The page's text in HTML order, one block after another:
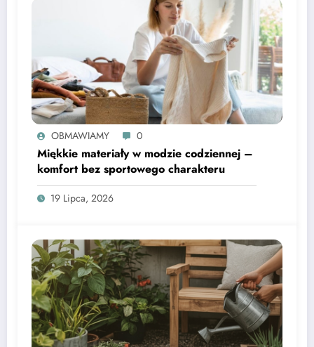
OBMAWIAMY 0
Miękkie materiały w modzie codziennej –
komfort bez sportowego charakteru
19 Lipca, 2026